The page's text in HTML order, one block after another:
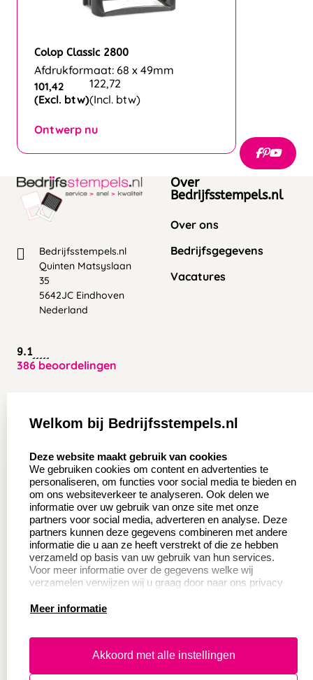
Colop Classic 2800
Afdrukformaat: 68 x 49mm
101,42
(Excl. btw)
122,72
(Incl. btw)
Ontwerp nu
Bedrijfsstempels.nl
Quinten Matsyslaan
35
5642JC Eindhoven
Nederland
9.1
386 beoordelingen
Over
Bedrijfsstempels.nl
Over ons
Bedrijfsgegevens
Vacatures
Aanvraag op maat
Wederverkoper
worden
Sale
Betaling & Verzending
Contact opnemen
Veel gestelde vragen
Retourneren
Herroepingsrecht
Productinformatie:
Instructie voor
Aanleverspecificaties
Safety Sheets
Welkom bij Bedrijfsstempels.nl
Deze website maakt gebruik van cookies
We gebruiken cookies om content en advertenties te
personaliseren, om functies voor social media te bieden en
om ons websiteverkeer te analyseren. Ook delen we
informatie over uw gebruik van onze site met onze
partners voor social media, adverteren en analyse. Deze
partners kunnen deze gegevens combineren met andere
informatie die u aan ze heeft verstrekt of die ze hebben
verzameld op basis van uw gebruik van hun services.
Voor meer informatie over de gegevens welke wij
verzamelen verwijzen wij u graag door naar ons privacy
Meer informatie
Akkoord met alle instellingen